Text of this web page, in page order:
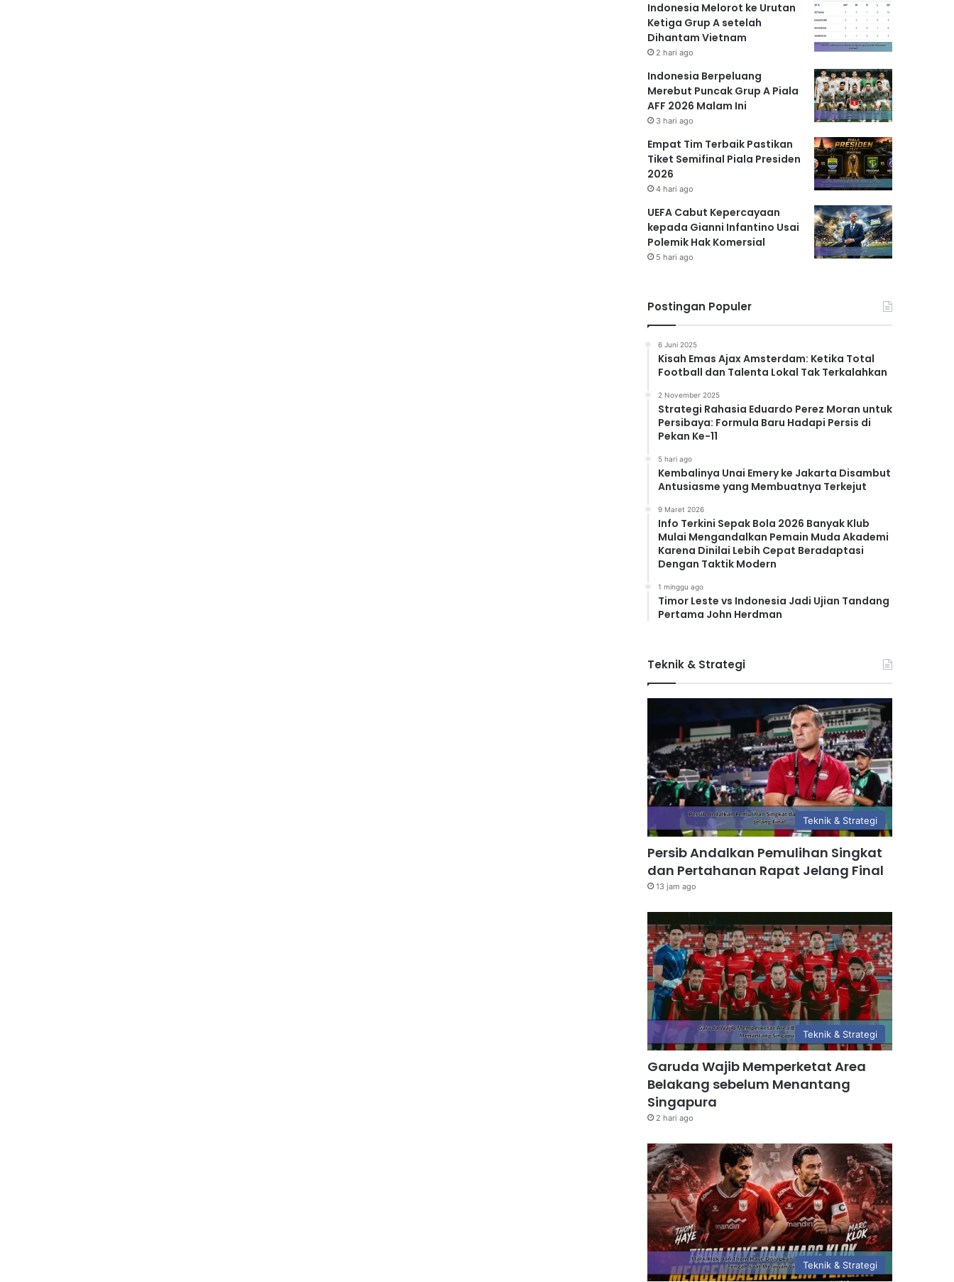
Indonesia Melorot ke Urutan
Ketiga Grup A setelah
Dihantam Vietnam
2 hari ago
Indonesia Berpeluang
Merebut Puncak Grup A Piala
AFF 2026 Malam Ini
3 hari ago
Empat Tim Terbaik Pastikan
Tiket Semifinal Piala Presiden
2026
4 hari ago
UEFA Cabut Kepercayaan
kepada Gianni Infantino Usai
Polemik Hak Komersial
5 hari ago
Postingan Populer
6 Juni 2025
Kisah Emas Ajax Amsterdam: Ketika Total
Football dan Talenta Lokal Tak Terkalahkan
2 November 2025
Strategi Rahasia Eduardo Perez Moran untuk
Persibaya: Formula Baru Hadapi Persis di
Pekan Ke-11
5 hari ago
Kembalinya Unai Emery ke Jakarta Disambut
Antusiasme yang Membuatnya Terkejut
9 Maret 2026
Info Terkini Sepak Bola 2026 Banyak Klub
Mulai Mengandalkan Pemain Muda Akademi
Karena Dinilai Lebih Cepat Beradaptasi
Dengan Taktik Modern
1 minggu ago
Timor Leste vs Indonesia Jadi Ujian Tandang
Pertama John Herdman
Teknik & Strategi
Teknik & Strategi
Persib Andalkan Pemulihan Singkat
dan Pertahanan Rapat Jelang Final
13 jam ago
Teknik & Strategi
Garuda Wajib Memperketat Area
Belakang sebelum Menantang
Singapura
2 hari ago
Teknik & Strategi